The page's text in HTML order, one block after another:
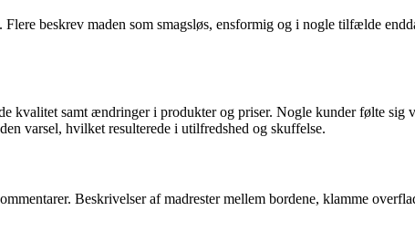
beskrev maden som smagsløs, ensformig og i nogle tilfælde
kvalitet samt ændringer i produkter og priser. Nogle kunder følte sig
varsel, hvilket resulterede i utilfredshed og skuffelse.
Beskrivelser af madrester mellem bordene, klamme